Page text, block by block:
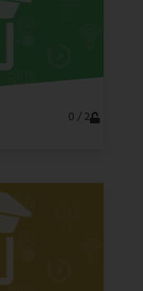
0 / 2